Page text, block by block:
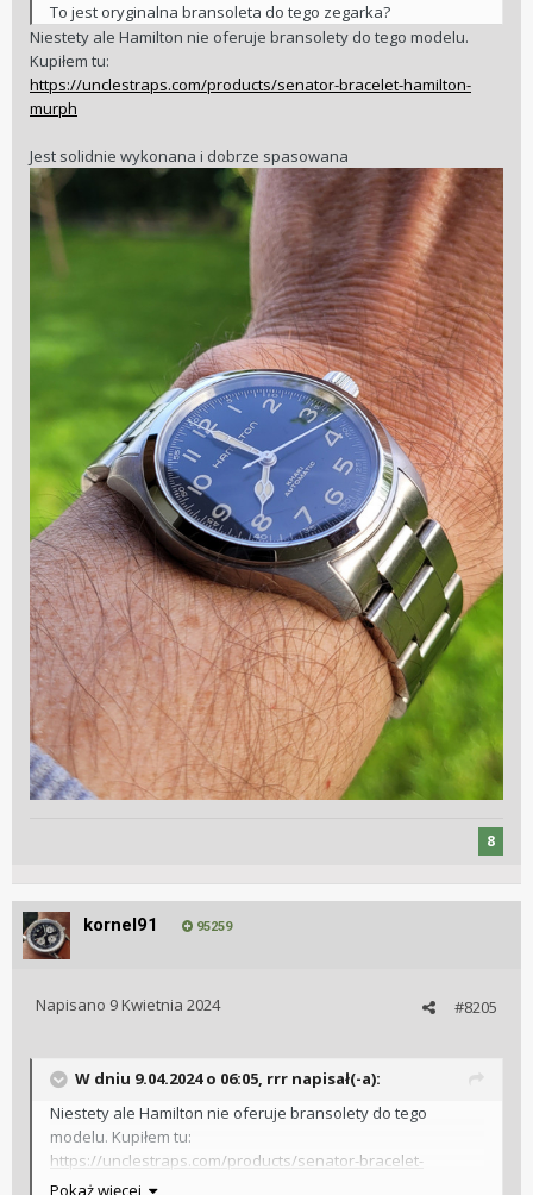
To jest oryginalna bransoleta do tego zegarka?
Niestety ale Hamilton nie oferuje bransolety do tego modelu.
Kupiłem tu:
https://unclestraps.com/products/senator-bracelet-hamilton-
murph
Jest solidnie wykonana i dobrze spasowana
8
kornel91 95259
#8205
Napisano 9 Kwietnia 2024
W dniu 9.04.2024 o 06:05, rrr napisał(-a):
Niestety ale Hamilton nie oferuje bransolety do tego
modelu. Kupiłem tu:
https://unclestraps.com/products/senator-bracelet-
hamilton-murph
Pokaż więcej